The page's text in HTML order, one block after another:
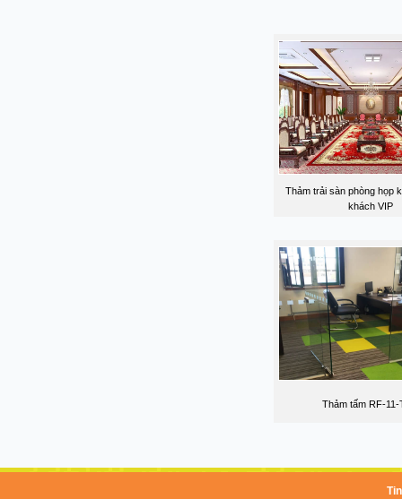
Thảm trải sàn phòng họp
khách VIP
Thảm tấm RF-11-